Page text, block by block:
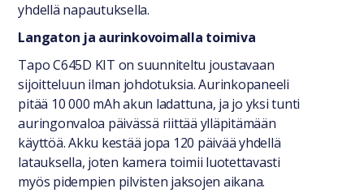
yhdellä napautuksella.
Langaton ja aurinkovoimalla toimiva
Tapo C645D KIT on suunniteltu joustavaan
sijoitteluun ilman johdotuksia. Aurinkopaneeli
pitää 10 000 mAh akun ladattuna, ja jo yksi tunti
auringonvaloa päivässä riittää ylläpitämään
käyttöä. Akku kestää jopa 120 päivää yhdellä
latauksella, joten kamera toimii luotettavasti
myös pidempien pilvisten jaksojen aikana.